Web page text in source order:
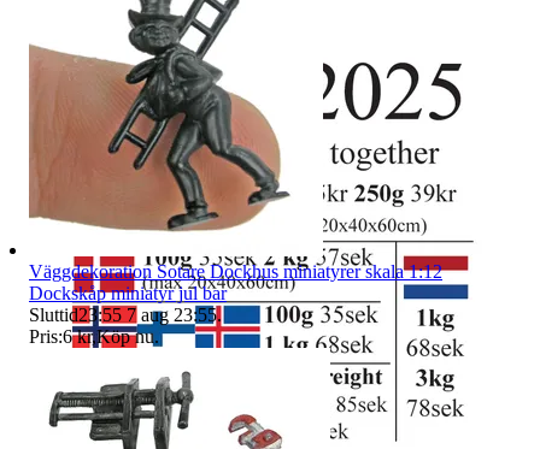
Väggdekoration Sotare Dockhus miniatyrer skala 1:12
Dockskåp miniatyr jul bar
Sluttid23:55 7 aug 23:55.
Pris:6 kr,Köp nu.